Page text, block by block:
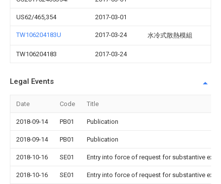
US62/465,354 2017-03-01
TW106204183U 2017-03-24 水冷式散熱模組
TW106204183 2017-03-24
Legal Events
Date Code Title
2018-09-14 PB01 Publication
2018-09-14 PB01 Publication
2018-10-16 SE01 Entry into force of request for substantive
2018-10-16 SE01 Entry into force of request for substantive